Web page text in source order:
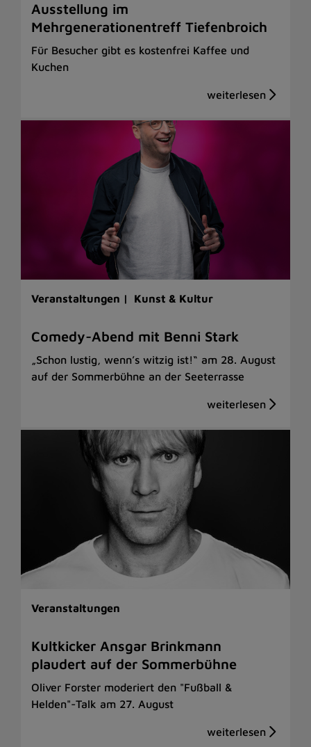
Ausstellung im
Mehrgenerationentreff Tiefenbroich
Für Besucher gibt es kostenfrei Kaffee und
Kuchen
Veranstaltungen | Kunst & Kultur
Comedy-Abend mit Benni Stark
„Schon lustig, wenn’s witzig ist!“ am 28. August
auf der Sommerbühne an der Seeterrasse
Veranstaltungen
Kultkicker Ansgar Brinkmann
plaudert auf der Sommerbühne
Oliver Forster moderiert den "Fußball &
Helden"-Talk am 27. August